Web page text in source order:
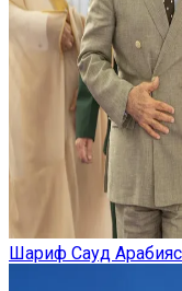
Шариф Сауд